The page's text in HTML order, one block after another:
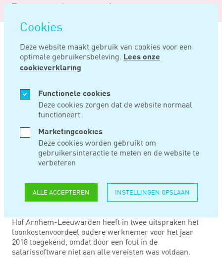
overslaan
Cookies
Deze website maakt gebruik van cookies voor een
optimale gebruikersbeleving. Lees onze
cookieverklaring
Functionele cookies
Deze cookies zorgen dat de website normaal
functioneert
Marketingcookies
Deze cookies worden gebruikt om
gebruikersinteractie te meten en de website te
verbeteren
ALLE ACCEPTEREN INSTELLINGEN OPSLAAN
Logo
Noord
Negentig
Home Nieuws
JUN 07, 2022
TOCH LKV OUDERE
WERKNEMER
VANWEGE
SOFTWAREFOUT
Hof Arnhem-Leeuwarden heeft in twee uitspraken het
loonkostenvoordeel oudere werknemer voor het jaar
2018 toegekend, omdat door een fout in de
salarissoftware niet aan alle vereisten was voldaan.